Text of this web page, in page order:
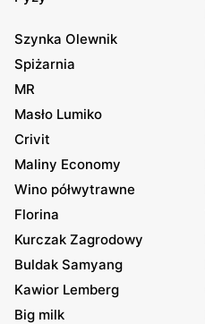
Szynka Olewnik
Spiżarnia
MR
Masło Lumiko
Crivit
Maliny Economy
Wino półwytrawne
Florina
Kurczak Zagrodowy
Buldak Samyang
Kawior Lemberg
Big milk